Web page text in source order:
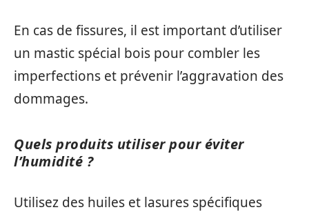
En cas de fissures, il est important d’utiliser
un mastic spécial bois pour combler les
imperfections et prévenir l’aggravation des
dommages.
Quels produits utiliser pour éviter
l’humidité ?
Utilisez des huiles et lasures spécifiques